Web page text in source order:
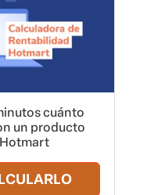
cuánto
un producto